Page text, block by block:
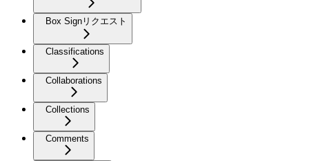
Box Signリクエスト
Classifications
Collaborations
Collections
Comments